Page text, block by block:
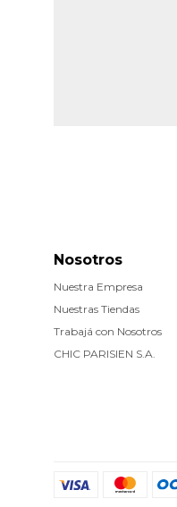
Nosotros
Nuestra Empresa
Nuestras Tiendas
Trabajá con Nosotros
CHIC PARISIEN S.A.